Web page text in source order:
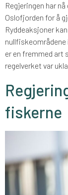
Regjeringen har
Oslofjorden for å
Ryddeaksjoner
er en fremmed art
regelverket var
fiskerne